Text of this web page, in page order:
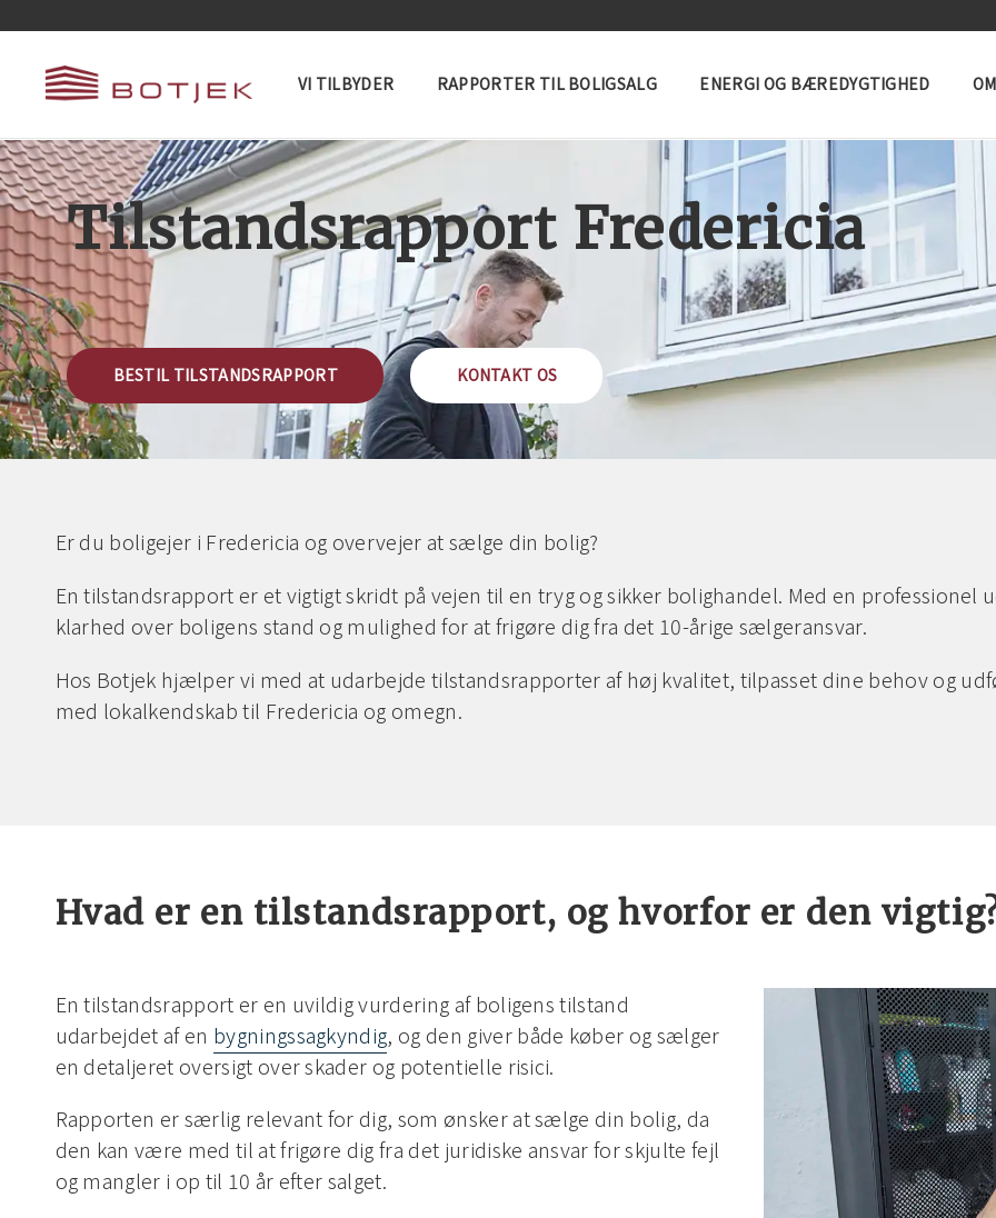
VI TILBYDER RAPPORTER TIL BOLIGSALG ENERGI OG BÆREDYGTIGHED
Tilstandsrapport Fredericia
BESTIL TILSTANDSRAPPORT KONTAKT OS
Er du boligejer i Fredericia og overvejer at sælge din bolig?
En tilstandsrapport er et vigtigt skridt på vejen til en tryg og sikker bolighandel. Med en
klarhed over boligens stand og mulighed for at frigøre dig fra det 10-årige sælgeransvar.
Hos Botjek hjælper vi med at udarbejde tilstandsrapporter af høj kvalitet, tilpasset dine behov og
med lokalkendskab til Fredericia og omegn.
Hvad er en tilstandsrapport, og hvorfor er den
En tilstandsrapport er en uvildig vurdering af boligens tilstand
udarbejdet af en bygningssagkyndig, og den giver både køber og sælger
en detaljeret oversigt over skader og potentielle risici.
Rapporten er særlig relevant for dig, som ønsker at sælge din bolig, da
den kan være med til at frigøre dig fra det juridiske ansvar for skjulte fejl
og mangler i op til 10 år efter salget.